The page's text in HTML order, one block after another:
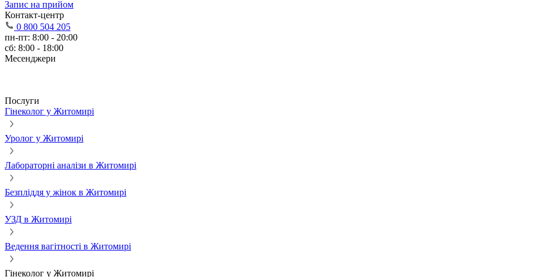
Запис на прийом
Контакт-центр
0 800 504 205
пн-пт: 8:00 - 20:00
сб: 8:00 - 18:00
Месенджери
Послуги
Гінеколог у Житомирі
Уролог у Житомирі
Лабораторні аналізи в Житомирі
Безпліддя у жінок в Житомирі
УЗД в Житомирі
Ведення вагітності в Житомирі
Гінеколог у Житомирі